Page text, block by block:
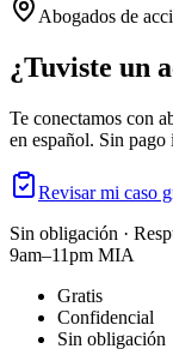
Abogados de
¿Tuviste un
Te conectamos con
en español. Sin pago
Revisar mi caso
Sin obligación ·
9am–11pm MIA
Gratis
Confidencial
Sin obligación